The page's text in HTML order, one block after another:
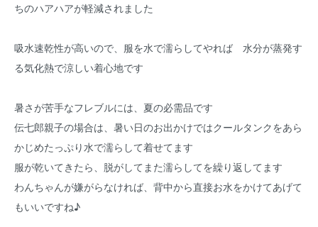
ちのハアハアが軽減されました
吸水速乾性が高いので、服を水で濡らしてやれば 水分が蒸発す
る気化熱で涼しい着心地です
暑さが苦手なフレブルには、夏の必需品です
伝七郎親子の場合は、暑い日のお出かけではクールタンクをあら
かじめたっぷり水で濡らして着せてます
服が乾いてきたら、脱がしてまた濡らしてを繰り返してます
わんちゃんが嫌がらなければ、背中から直接お水をかけてあげて
もいいですね♪